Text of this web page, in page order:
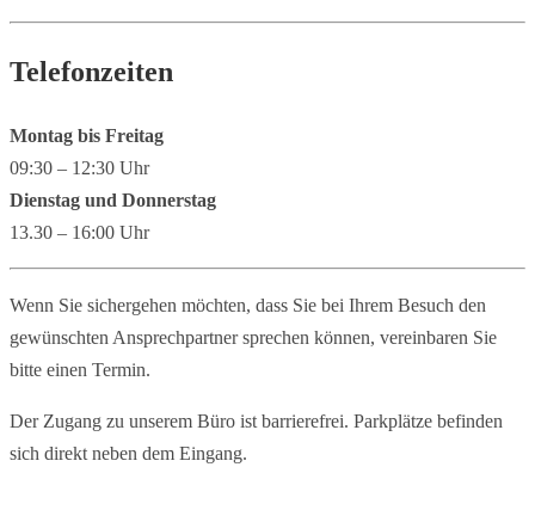
Telefonzeiten
Montag bis Freitag
09:30 – 12:30 Uhr
Dienstag und Donnerstag
13.30 – 16:00 Uhr
Wenn Sie sichergehen möchten, dass Sie bei Ihrem Besuch den
gewünschten Ansprechpartner sprechen können, vereinbaren Sie
bitte einen Termin.
Der Zugang zu unserem Büro ist barrierefrei. Parkplätze befinden
sich direkt neben dem Eingang.